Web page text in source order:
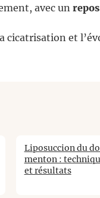
avec un
cicatrisation et
Liposuccion du
menton :
et résultats